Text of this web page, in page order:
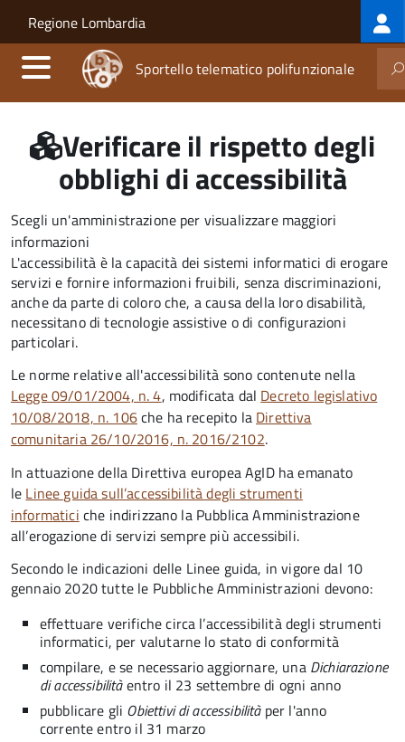
Salta al contenuto principale
Skip to site navigation
Regione Lombardia
Sportello telematico polifunzionale
Verificare il rispetto degli
obblighi di accessibilità
Scegli un'amministrazione per visualizzare maggiori
informazioni
L'accessibilità è la capacità dei sistemi informatici di erogare
servizi e fornire informazioni fruibili, senza discriminazioni,
anche da parte di coloro che, a causa della loro disabilità,
necessitano di tecnologie assistive o di configurazioni
particolari.
Le norme relative all'accessibilità sono contenute nella
Legge 09/01/2004, n. 4, modificata dal Decreto legislativo
10/08/2018, n. 106che ha recepito la Direttiva
comunitaria 26/10/2016, n. 2016/2102.
In attuazione della Direttiva europea AgID ha emanato
le Linee guida sull’accessibilità degli strumenti
informatici che indirizzano la Pubblica Amministrazione
all’erogazione di servizi sempre più accessibili.
Secondo le indicazioni delle Linee guida, in vigore dal 10
gennaio 2020 tutte le Pubbliche Amministrazioni devono:
effettuare verifiche circa l’accessibilità degli strumenti
informatici, per valutarne lo stato di conformità
compilare, e se necessario aggiornare, una Dichiarazione
di accessibilitàentro il 23 settembre di ogni anno
pubblicare gli Obiettivi di accessibilitàper l'anno
corrente entro il 31 marzo